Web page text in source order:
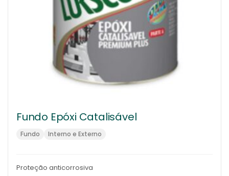
Fundo Epóxi Catalisável
Fundo Interno e Externo
Proteção anticorrosiva